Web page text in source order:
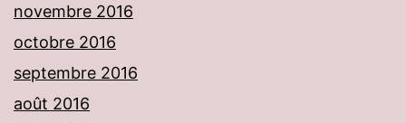
novembre 2016
octobre 2016
septembre 2016
août 2016